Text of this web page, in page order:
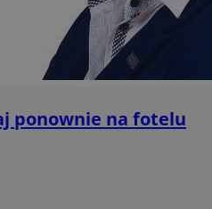
ponownie na fotelu